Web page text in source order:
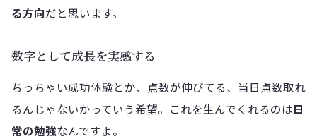
る方向だと思います。
数字として成長を実感する
ちっちゃい成功体験とか、点数が伸びてる、当日点数取れ
るんじゃないかっていう希望。これを生んでくれるのは日
常の勉強なんですよ。